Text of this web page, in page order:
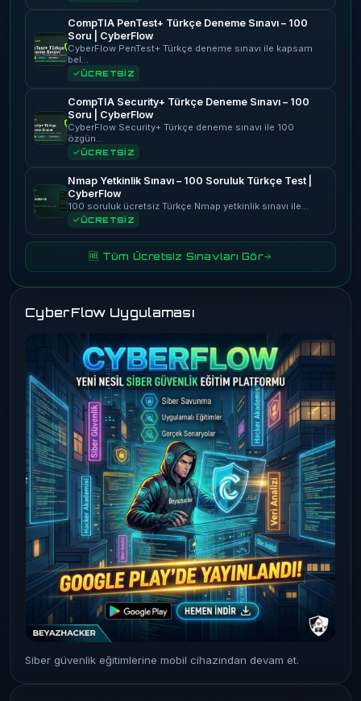
CompTIA PenTest+ Türkçe Deneme Sınavı – 100
Soru | CyberFlow
CyberFlow PenTest+ Türkçe deneme sınavı ile kapsam
bel…
ÜCRETSİZ
CompTIA Security+ Türkçe Deneme Sınavı – 100
Soru | CyberFlow
CyberFlow Security+ Türkçe deneme sınavı ile 100
özgün…
ÜCRETSİZ
Nmap Yetkinlik Sınavı – 100 Soruluk Türkçe Test |
CyberFlow
100 soruluk ücretsiz Türkçe Nmap yetkinlik sınavı ile…
ÜCRETSİZ
🆓 Tüm Ücretsiz Sınavları Gör
CyberFlow Uygulaması
Siber güvenlik eğitimlerine mobil cihazından devam et.